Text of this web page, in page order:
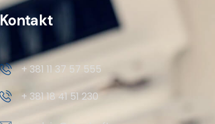
Kontakt
+ 381 11 37 57 555
+ 381 18 41 51 230